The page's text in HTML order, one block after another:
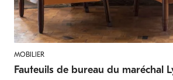
MOBILIER
Fauteuils de bureau du maréchal